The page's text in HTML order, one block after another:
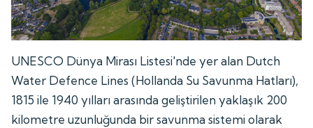
UNESCO Dünya Mirası Listesi'nde yer alan Dutch
Water Defence Lines (Hollanda Su Savunma Hatları),
1815 ile 1940 yılları arasında geliştirilen yaklaşık 200
kilometre uzunluğunda bir savunma sistemi olarak